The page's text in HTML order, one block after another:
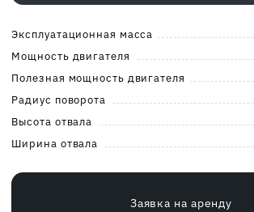
Эксплуатационная масса
Мощность двигателя
Полезная мощность двигателя
Радиус поворота
Высота отвала
Ширина отвала
Заявка на аренду